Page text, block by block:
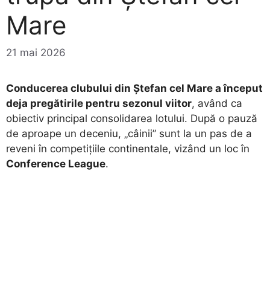
Mare
21 mai 2026
Conducerea clubului din Ștefan cel Mare a început
deja pregătirile pentru sezonul viitor, având ca
obiectiv principal consolidarea lotului. După o pauză
de aproape un deceniu, „câinii” sunt la un pas de a
reveni în competițiile continentale, vizând un loc în
Conference League.